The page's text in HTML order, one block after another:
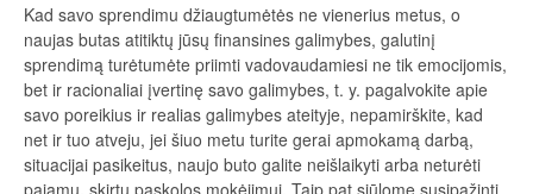
Kad savo sprendimu džiaugtumėtės ne vienerius metus, o
naujas butas atitiktų jūsų finansines galimybes, galutinį
sprendimą turėtumėte priimti vadovaudamiesi ne tik emocijomis,
bet ir racionaliai įvertinę savo galimybes, t. y. pagalvokite apie
savo poreikius ir realias galimybes ateityje, nepamirškite, kad
net ir tuo atveju, jei šiuo metu turite gerai apmokamą darbą,
situacijai pasikeitus, naujo buto galite neišlaikyti arba neturėti
pajamų, skirtų paskolos mokėjimui. Taip pat siūlome susipažinti